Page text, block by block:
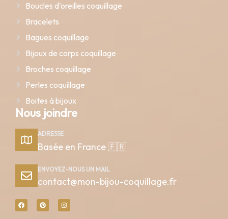
Boucles d'oreilles coquillage
Bracelets
Bagues coquillage
Bijoux de corps coquillage
Broches coquillage
Perles coquillage
Boites à bijoux
Nous joindre
ADRESSE
Basée en France 🇫🇷
ENVOYEZ-NOUS UN MAIL
contact@mon-bijou-coquillage.fr
F
a
c
P
i
n
I
n
s